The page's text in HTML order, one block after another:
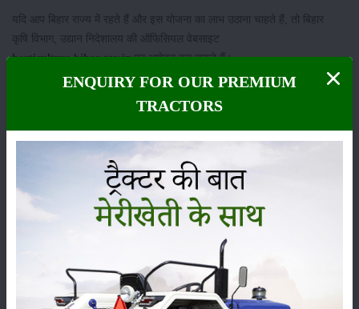
यदि आप बिहार राज्य में रहते हैं और इस योजना का लाभ उठाना चाहते हैं, तो बिहार
कृषि विभाग, उद्यान निदेशालय की ऑफिसियल वेबसाइट
horticulture.bihar.gov.inपर आवेदन कर सकते हैं।
कीटनाशक पशुपालन
ENQUIRY FOR OUR PREMIUM
TRACTORS